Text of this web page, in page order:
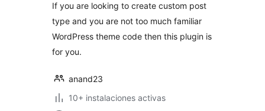
If you are looking to create custom post
type and you are not too much familiar
WordPress theme code then this plugin is
for you.
anand23
10+ instalaciones activas